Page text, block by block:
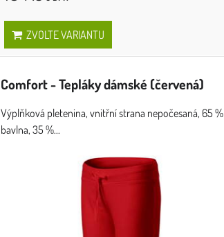
ZVOLTE VARIANTU
Comfort - Tepláky dámské (červená)
Výplňková pletenina, vnitřní strana nepočesaná, 65 %
bavlna, 35 %...